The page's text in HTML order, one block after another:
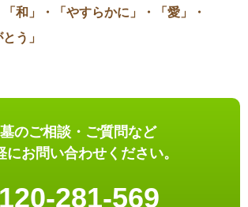
「和」・「やすらかに」・「愛」・
う」
のご相談・ご質問など
にお問い合わせください。
281-569